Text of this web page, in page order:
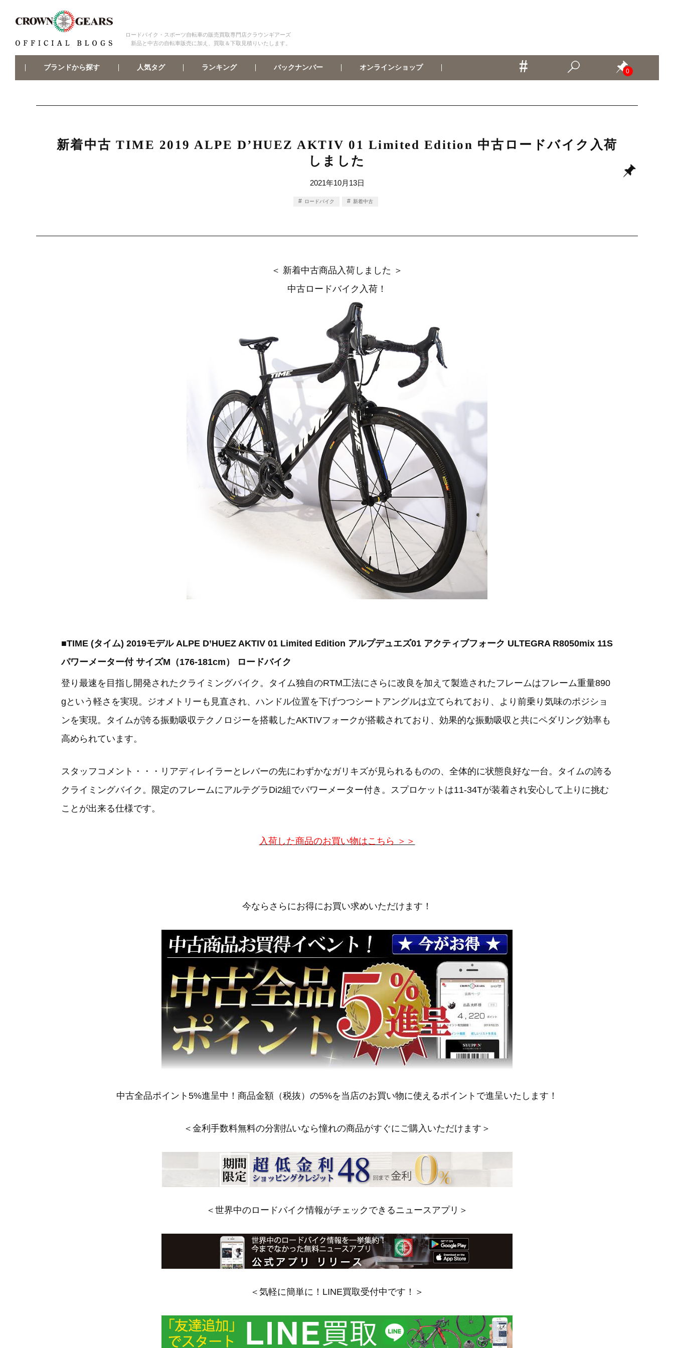
ロードバイク・スポーツ自転車の販売買取専門店クラウンギアーズ
新品と中古の自転車販売に加え、買取＆下取見積りいたします。
ブランドから探す 人気タグ ランキング バックナンバー オンラインショップ 0
新着中古 TIME 2019 ALPE D’HUEZ AKTIV 01 Limited Edition 中古ロードバイク入荷
しました
2021年10月13日
ロードバイク 新着中古
＜ 新着中古商品入荷しました ＞
中古ロードバイク入荷！
■TIME (タイム) 2019モデル ALPE D’HUEZ AKTIV 01 Limited Edition アルプデュエズ01 アクティブフォーク ULTEGRA R8050mix 11S
パワーメーター付 サイズM（176-181cm） ロードバイク
登り最速を目指し開発されたクライミングバイク。タイム独自のRTM工法にさらに改良を加えて製造されたフレームはフレーム重量890
gという軽さを実現。ジオメトリーも見直され、ハンドル位置を下げつつシートアングルは立てられており、より前乗り気味のポジショ
ンを実現。タイムが誇る振動吸収テクノロジーを搭載したAKTIVフォークが搭載されており、効果的な振動吸収と共にペダリング効率も
高められています。
スタッフコメント・・・リアディレイラーとレバーの先にわずかなガリキズが見られるものの、全体的に状態良好な一台。タイムの誇る
クライミングバイク。限定のフレームにアルテグラDi2組でパワーメーター付き。スプロケットは11-34Tが装着され安心して上りに挑む
ことが出来る仕様です。
入荷した商品のお買い物はこちら ＞＞
今ならさらにお得にお買い求めいただけます！
中古全品ポイント5%進呈中！商品金額（税抜）の5%を当店のお買い物に使えるポイントで進呈いたします！
＜金利手数料無料の分割払いなら憧れの商品がすぐにご購入いただけます＞
＜世界中のロードバイク情報がチェックできるニュースアプリ＞
＜気軽に簡単に！LINE買取受付中です！＞